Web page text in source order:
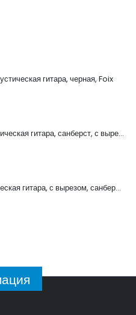
гитара, черная, Foix
FFG-1040SB Акустическая гитара, санберст, с вырезом, Foix
C901T-BS Акустическая гитара, с вырезом, санберст, Caraya